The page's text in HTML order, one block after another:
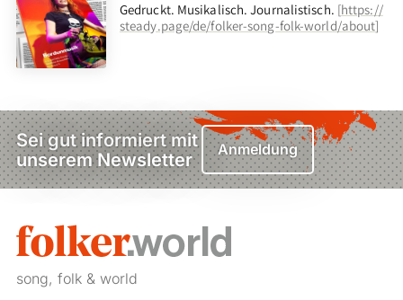
Gedruckt. Musikalisch. Journalistisch. [https://
steady.page/de/folker-song-folk-world/about]
Sei gut informiert mit
unserem Newsletter
Anmeldung
song, folk & world